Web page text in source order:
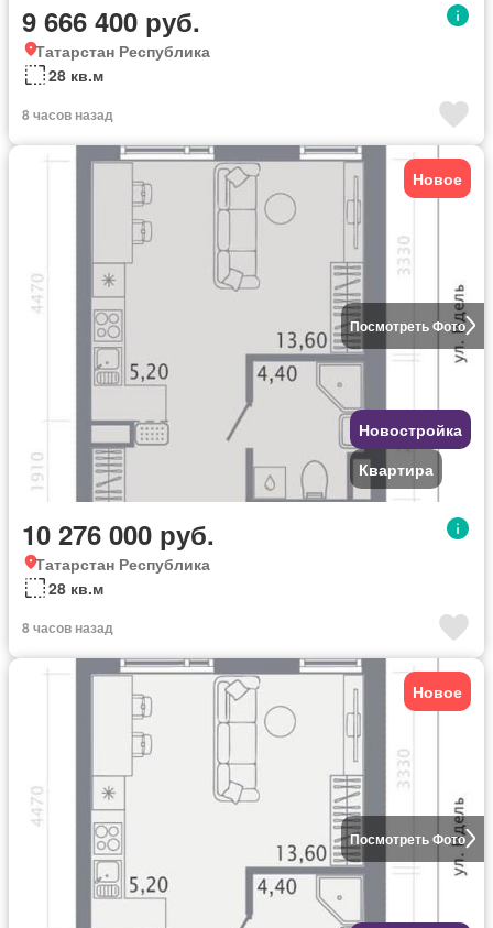
9 666 400 руб.
Татарстан Республика
28 кв.м
8 часов назад
Посмотреть Фото
Новое
Новостройка
Квартира
10 276 000 руб.
Татарстан Республика
28 кв.м
8 часов назад
Посмотреть Фото
Новое